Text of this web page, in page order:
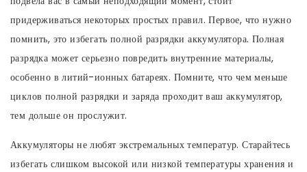
придерживаться некоторых простых правил. Первое, что нужно
помнить, это избегать полной разрядки аккумулятора. Полная
разрядка может серьезно повредить внутренние материалы,
особенно в литий-ионных батареях. Помните, что чем меньше
циклов полной разрядки и заряда проходит ваш аккумулятор,
тем дольше он прослужит.
Аккумуляторы не любят экстремальных температур. Старайтесь
избегать слишком высокой или низкой температуры хранения и